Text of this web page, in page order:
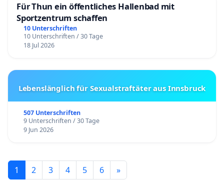
Für Thun ein öffentliches Hallenbad mit
Sportzentrum schaffen
10 Unterschriften
10 Unterschriften / 30 Tage
18 Jul 2026
Lebenslänglich für Sexualstraftäter aus Innsbruck
507 Unterschriften
9 Unterschriften / 30 Tage
9 Jun 2026
1 2 3 4 5 6 »